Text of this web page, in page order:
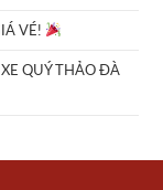
VÉ!
QUÝ THẢO ĐÀ